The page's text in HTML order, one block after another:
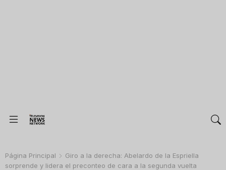
Página Principal
Giro a la derecha: Abelardo de la Espriella
sorprende y lidera el preconteo de cara a la segunda vuelta